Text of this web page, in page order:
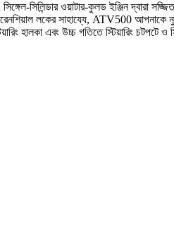
সিলিন্ডার ওয়াটার-কুলড ইঞ্জিন দ্বারা
লকের সাহায্যে, ATV500
এবং উচ্চ গতিতে স্টিয়ারিং চটপটে ও